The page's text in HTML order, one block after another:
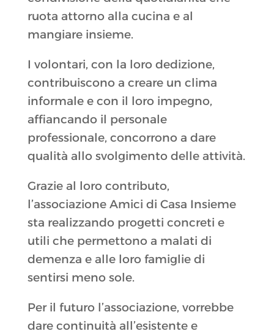
ruota attorno alla cucina e al
mangiare insieme.
I volontari, con la loro dedizione,
contribuiscono a creare un clima
informale e con il loro impegno,
affiancando il personale
professionale, concorrono a dare
qualità allo svolgimento delle attività.
Grazie al loro contributo,
l’associazione Amici di Casa Insieme
sta realizzando progetti concreti e
utili che permettono a malati di
demenza e alle loro famiglie di
sentirsi meno sole.
Per il futuro l’associazione, vorrebbe
dare continuità all’esistente e